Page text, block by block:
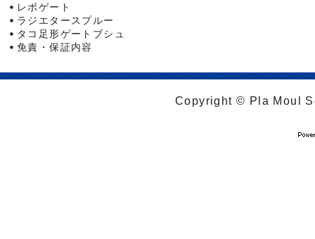
レボゲート
ラジエタースプルー
タコ足形ゲートブシュ
免責・保証内容
Copyright © Pla Moul